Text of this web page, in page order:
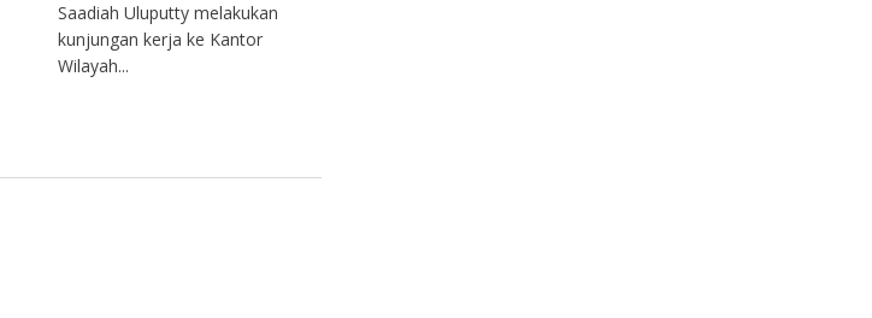
Saadiah Uluputty melakukan
kunjungan kerja ke Kantor
Wilayah...